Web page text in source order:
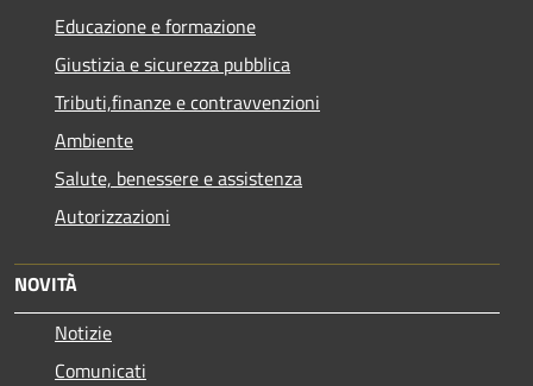
Educazione e formazione
Giustizia e sicurezza pubblica
Tributi,finanze e contravvenzioni
Ambiente
Salute, benessere e assistenza
Autorizzazioni
NOVITÀ
Notizie
Comunicati